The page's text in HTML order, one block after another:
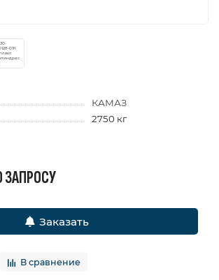
КАМАЗ
2750 кг
Заказать
В сравнение